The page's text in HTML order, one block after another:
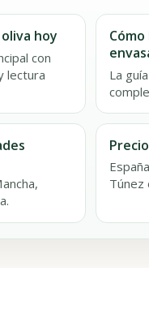
hoy
con
lectura
La
Túnez